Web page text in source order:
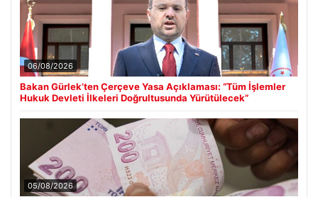
06/08/2026
Bakan Gürlek’ten Çerçeve Yasa Açıklaması: “Tüm İşlemler
Hukuk Devleti İlkeleri Doğrultusunda Yürütülecek”
05/08/2026